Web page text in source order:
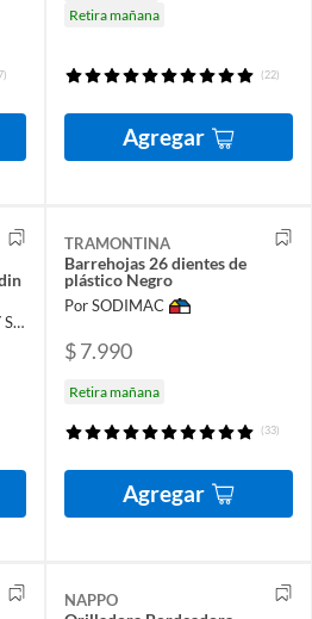
Retira mañana
(22)
Agregar
Por TECNOSHOP COMPANY SPA
TRAMONTINA
Barrehojas 26 dientes de
plástico Negro
Por SODIMAC
$ 7.990
Retira mañana
(33)
Agregar
NAPPO